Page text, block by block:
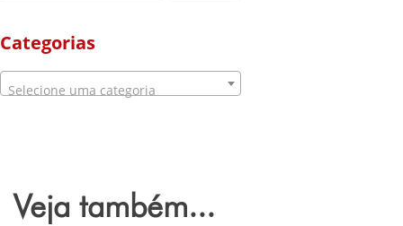
Categorias
Selecione uma categoria
Veja também...